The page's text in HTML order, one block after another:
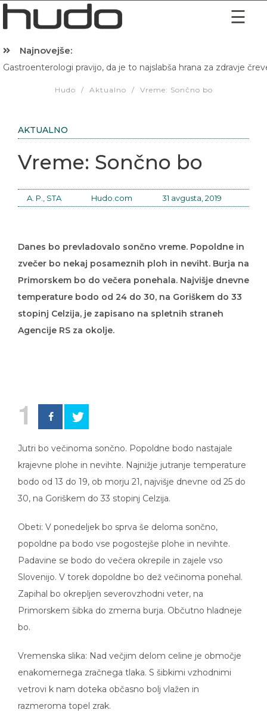
Najnovejše:
Gastroenterologi pravijo, da je to najslabša hrana za zdravje
Hudo / Aktualno / Vreme: Sončno bo
AKTUALNO
Vreme: Sončno bo
A. P., STA Hudo.com 31 avgusta, 2019
Danes bo prevladovalo sončno vreme. Popoldne in
zvečer bo nekaj posameznih ploh in neviht. Burja na
Primorskem bo do večera ponehala. Najvišje dnevne
temperature bodo od 24 do 30, na Goriškem do 33
stopinj Celzija, je zapisano na spletnih straneh
Agencije RS za okolje.
1
Jutri bo večinoma sončno. Popoldne bodo nastajale
krajevne plohe in nevihte. Najnižje jutranje temperature
bodo od 13 do 19, ob morju 21, najvišje dnevne od 25 do
30, na Goriškem do 33 stopinj Celzija.
Obeti: V ponedeljek bo sprva še deloma sončno,
popoldne pa bodo vse pogostejše plohe in nevihte.
Padavine se bodo do večera okrepile in zajele vso
Slovenijo. V torek dopoldne bo dež večinoma ponehal.
Zapihal bo okrepljen severovzhodni veter, na
Primorskem šibka do zmerna burja. Občutno hladneje
bo.
Vremenska slika: Nad večjim delom celine je območje
enakomernega zračnega tlaka. S šibkimi vzhodnimi
vetrovi k nam doteka občasno bolj vlažen in
razmeroma topel zrak.